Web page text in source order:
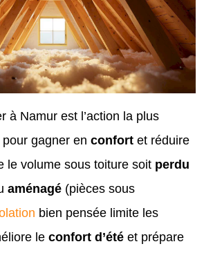
à Namur est l’action la plus
gagner en confort et réduire
le volume sous toiture soit perdu
aménagé (pièces sous
bien pensée limite les
le confort d’été et prépare